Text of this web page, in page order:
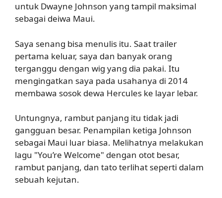
untuk Dwayne Johnson yang tampil maksimal
sebagai deiwa Maui.
Saya senang bisa menulis itu. Saat trailer
pertama keluar, saya dan banyak orang
terganggu dengan wig yang dia pakai. Itu
mengingatkan saya pada usahanya di 2014
membawa sosok dewa Hercules ke layar lebar.
Untungnya, rambut panjang itu tidak jadi
gangguan besar. Penampilan ketiga Johnson
sebagai Maui luar biasa. Melihatnya melakukan
lagu "You’re Welcome" dengan otot besar,
rambut panjang, dan tato terlihat seperti dalam
sebuah kejutan.